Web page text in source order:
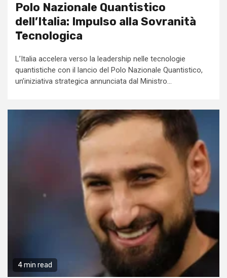
Polo Nazionale Quantistico
dell’Italia: Impulso alla Sovranità
Tecnologica
L’Italia accelera verso la leadership nelle tecnologie
quantistiche con il lancio del Polo Nazionale Quantistico,
un’iniziativa strategica annunciata dal Ministro...
4 min read